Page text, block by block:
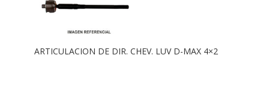
ARTICULACION DE DIR. CHEV. LUV D-MAX 4×2